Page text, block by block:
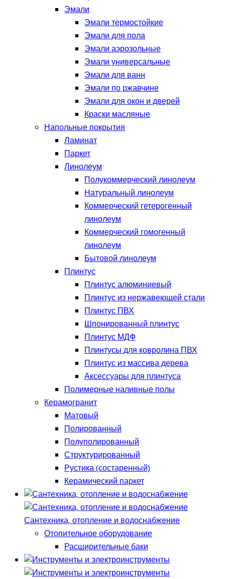
Эмали
Эмали термостойкие
Эмали для пола
Эмали аэрозольные
Эмали универсальные
Эмали для ванн
Эмали по ржавчине
Эмали для окон и дверей
Краски масляные
Напольные покрытия
Ламинат
Паркет
Линолеум
Полукоммерческий линолеум
Натуральный линолеум
Коммерческий гетерогенный
линолеум
Коммерческий гомогенный
линолеум
Бытовой линолеум
Плинтус
Плинтус алюминиевый
Плинтус из нержавеющей стали
Плинтус ПВХ
Шпонированный плинтус
Плинтус МДФ
Плинтусы для ковролина ПВХ
Плинтус из массива дерева
Аксессуары для плинтуса
Полимерные наливные полы
Керамогранит
Матовый
Полированный
Полуполированный
Структурированный
Рустика (состаренный)
Керамический паркет
Сантехника, отопление и водоснабжение
Отопительное оборудование
Расширительные баки